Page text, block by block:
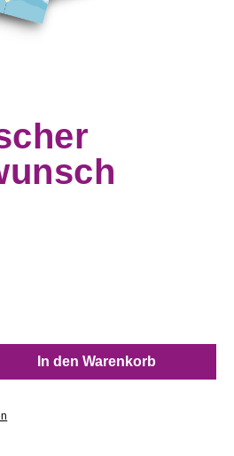
den gewünschten
In den Warenkorb